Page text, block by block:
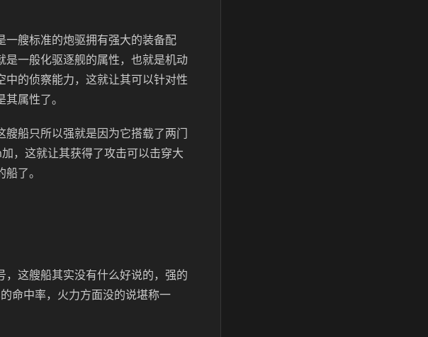
一艘标准的炮驱拥有强大的装备配
一般化驱逐舰的属性，也就是机动
的侦察能力，这就让其可以针对性
属性了。
船只所以强就是因为它搭载了两门
，这就让其获得了攻击可以击穿大
了。
这艘船其实没有什么好说的，强的
命中率，火力方面没的说堪称一